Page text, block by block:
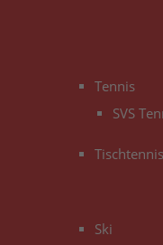
Tennis
SVS
Tischtennis
Ski